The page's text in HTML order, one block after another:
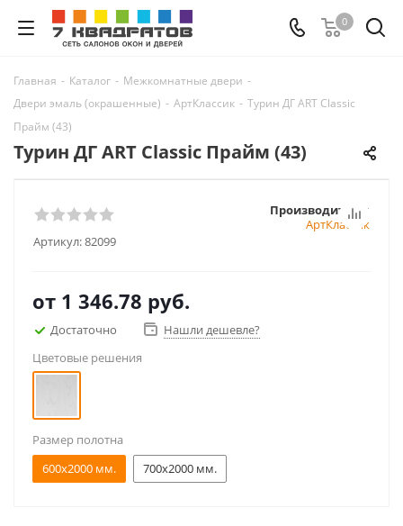
0
Главная - Каталог - Межкомнатные двери -
Двери эмаль (окрашенные) - АртКлассик - Турин ДГ ART Classic
Прайм (43)
Турин ДГ ART Classic Прайм (43)
Артикул:82099
Производитель:
АртКлассик
от 1 346.78 руб.
Достаточно
Нашли дешевле?
Цветовые решения
Размер полотна
600x2000 мм.
700x2000 мм.